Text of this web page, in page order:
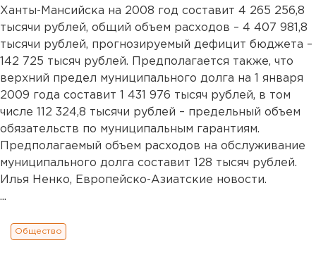
Ханты-Мансийска на 2008 год составит 4 265 256,8
тысячи рублей, общий объем расходов – 4 407 981,8
тысячи рублей, прогнозируемый дефицит бюджета –
142 725 тысяч рублей. Предполагается также, что
верхний предел муниципального долга на 1 января
2009 года составит 1 431 976 тысяч рублей, в том
числе 112 324,8 тысячи рублей – предельный объем
обязательств по муниципальным гарантиям.
Предполагаемый объем расходов на обслуживание
муниципального долга составит 128 тысяч рублей.
Илья Ненко, Европейско-Азиатские новости.
...
Общество